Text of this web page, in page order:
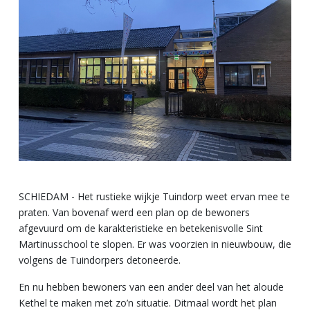
SCHIEDAM - Het rustieke wijkje Tuindorp weet ervan mee te
praten. Van bovenaf werd een plan op de bewoners
afgevuurd om de karakteristieke en betekenisvolle Sint
Martinusschool te slopen. Er was voorzien in nieuwbouw, die
volgens de Tuindorpers detoneerde.
En nu hebben bewoners van een ander deel van het aloude
Kethel te maken met zo’n situatie. Ditmaal wordt het plan